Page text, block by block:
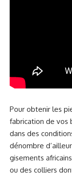
Pour obtenir les
fabrication de vos
dans des
dénombre
gisements
ou des colliers